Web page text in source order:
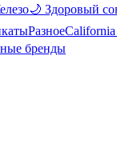
🌙 Здоровый
Разное
бренды